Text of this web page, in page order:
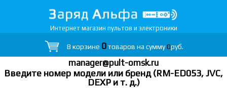
Интернет магазин пультов и электроники
В корзине 0товаров на сумму0руб.
manager@pult-omsk.ru
Введите номер модели или бренд (RM-ED053, JVC,
DEXP и т. д.)